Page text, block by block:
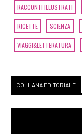
RACCONTI ILLUSTRATI
RICETTE SCIENZA
VIAGGI&LETTERATURA
COLLANA EDITORIALE